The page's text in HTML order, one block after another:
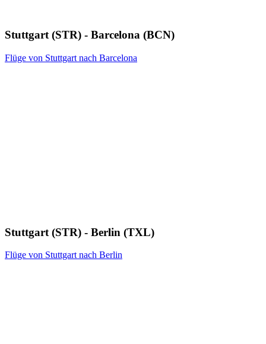
Stuttgart (STR) - Barcelona (BCN)
Flüge von Stuttgart nach Barcelona
Stuttgart (STR) - Berlin (TXL)
Flüge von Stuttgart nach Berlin